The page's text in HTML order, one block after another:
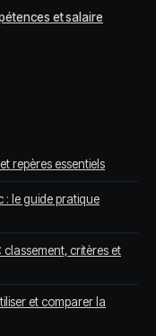
et salaire
repères essentiels
: le guide pratique
critères et
et comparer la